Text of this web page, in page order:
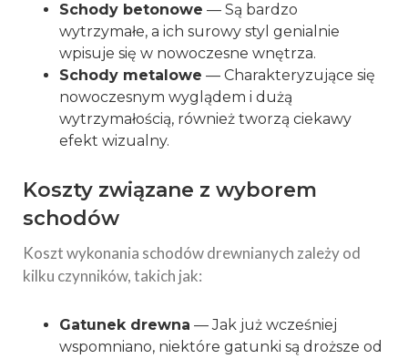
Schody betonowe — Są bardzo
wytrzymałe, a ich surowy styl genialnie
wpisuje się w nowoczesne wnętrza.
Schody metalowe — Charakteryzujące się
nowoczesnym wyglądem i dużą
wytrzymałością, również tworzą ciekawy
efekt wizualny.
Koszty związane z wyborem
schodów
Koszt wykonania schodów drewnianych zależy od
kilku czynników, takich jak:
Gatunek drewna — Jak już wcześniej
wspomniano, niektóre gatunki są droższe od